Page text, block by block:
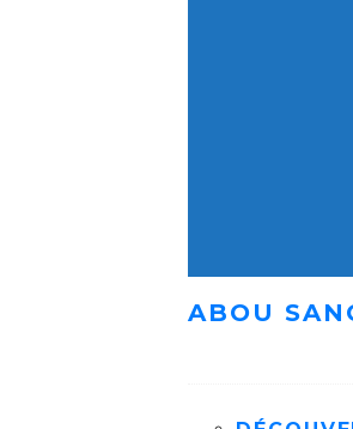
ABOU